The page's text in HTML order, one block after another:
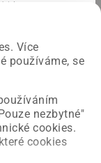
Více
používáme, se
nezbytné"
cookies.
cookies
opravujeme.
stránku.
strana